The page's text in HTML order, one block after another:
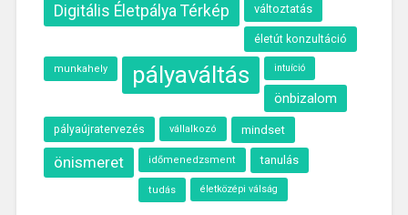
Digitális Életpálya Térkép változtatás
életút konzultáció
munkahely pályaváltás intuíció
önbizalom
pályaújratervezés vállalkozó mindset
önismeret időmenedzsment tanulás
tudás életközépi válság